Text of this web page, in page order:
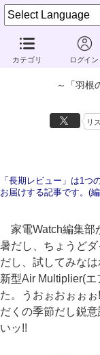
カテゴリ ログイン
ダイソン「エアーマ
～「羽根
リ
「長期レビュー」は1つ
お届けする記事です。(
家電Watch編集部
暑だし、ちょうど
だし、試してみな
新型Air Multiplier(エ
た。うおぉおぉぉ
だくの季節だし鋭
いッ!!